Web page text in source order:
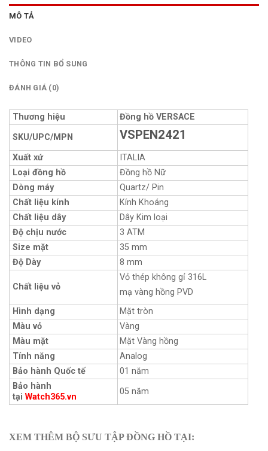
MÔ TẢ
VIDEO
THÔNG TIN BỔ SUNG
ĐÁNH GIÁ (0)
Thương hiệu
Đồng hồ VERSACE
SKU/UPC/MPN
VSPEN2421
Xuất xứ
ITALIA
Loại đồng hồ
Đồng hồ Nữ
Dòng máy
Quartz/ Pin
Chất liệu kính
Kính Khoáng
Chất liệu dây
Dây Kim loại
Độ chịu nước
3 ATM
Size mặt
35 mm
Độ Dày
8 mm
Chất liệu vỏ
Vỏ thép không gỉ 316L
mạ vàng hồng PVD
Hình dạng
Mặt tròn
Màu vỏ
Vàng
Màu mặt
Mặt Vàng hồng
Tính năng
Analog
Bảo hành Quốc tế
01 năm
Bảo hành
tại Watch365.vn
05 năm
XEM THÊM BỘ SƯU TẬP ĐỒNG HỒ TẠI: